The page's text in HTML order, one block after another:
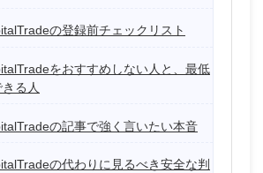
の登録前チェックリスト
をおすすめしない人と、最低
る人
の記事で強く言いたい本音
の代わりに見るべき安全な判